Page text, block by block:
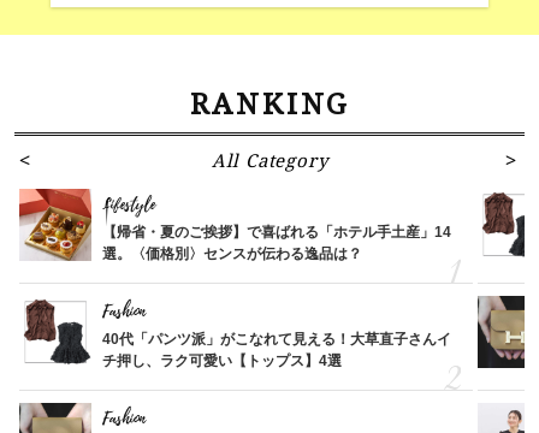
RANKING
All Category
Lifestyle
【帰省・夏のご挨拶】で喜ばれる「ホテル手土産」14
選。〈価格別〉センスが伝わる逸品は？
Fashion
40代「パンツ派」がこなれて見える！大草直子さんイ
チ押し、ラク可愛い【トップス】4選
Fashion